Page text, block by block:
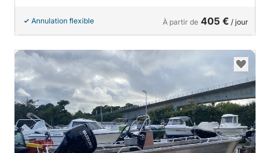
Annulation flexible À partir de 405 € / jour